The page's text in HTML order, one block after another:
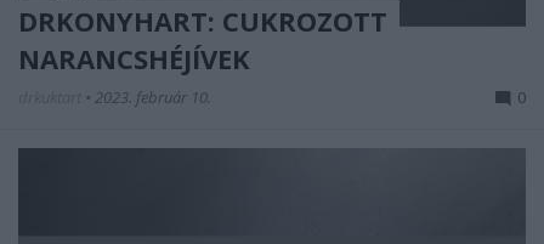
DRKONYHART: CUKROZOTT
NARANCSHÉJÍVEK
• 2023. február 10. 0